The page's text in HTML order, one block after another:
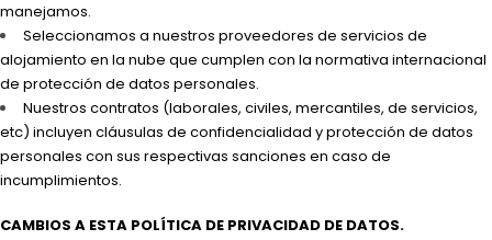
manejamos.
Seleccionamos a nuestros proveedores de servicios de
alojamiento en la nube que cumplen con la normativa internacional
de protección de datos personales.
Nuestros contratos (laborales, civiles, mercantiles, de servicios,
etc) incluyen cláusulas de confidencialidad y protección de datos
personales con sus respectivas sanciones en caso de
incumplimientos.
CAMBIOS A ESTA POLÍTICA DE PRIVACIDAD DE DATOS.